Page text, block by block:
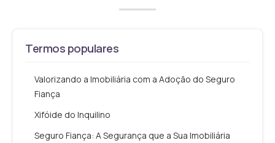
Termos populares
Valorizando a Imobiliária com a Adoção do Seguro
Fiança
Xifóide do Inquilino
Seguro Fiança: A Segurança que a Sua Imobiliária